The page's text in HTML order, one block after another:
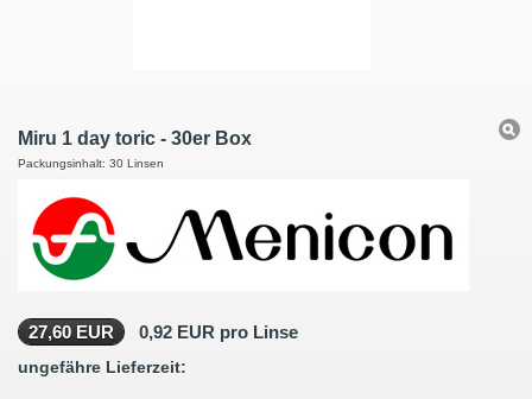
Miru 1 day toric - 30er Box
Packungsinhalt: 30 Linsen
27,60 EUR 0,92 EUR pro Linse
ungefähre Lieferzeit: